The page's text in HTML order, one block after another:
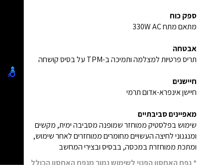
ספק כוח
מתאם מתח AC ‏330W‏
אבטחה
תריס פרטיות למצלמה ותמיכה ב-TPM על בסיס קושחה
חיישנים
חיישן אינפרא-אדום תרמי
מאפיינים סביבתיים
שימוש בפלסטיק ממוחזר שמופנה מסביבה ימית, מקשים
ומנגנוני לחיצה העשויים מחומרים ממוחזרים לאחר שימוש,
ומתכת ממוחזרת במכסה, בבסיס ובצירי המחשב
* נפח האחסון הפנוי לשימוש נמוך מנפח האחסון הכולל